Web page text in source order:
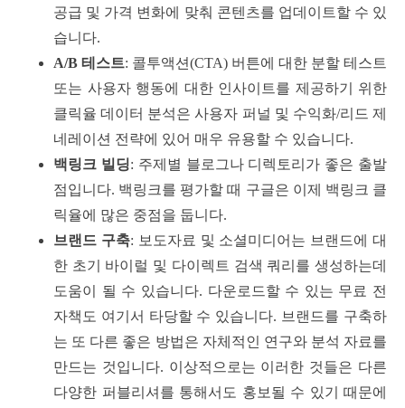
공급 및 가격 변화에 맞춰 콘텐츠를 업데이트할 수 있
습니다.
A/B 테스트: 콜투액션(CTA) 버튼에 대한 분할 테스트
또는 사용자 행동에 대한 인사이트를 제공하기 위한
클릭율 데이터 분석은 사용자 퍼널 및 수익화/리드 제
네레이션 전략에 있어 매우 유용할 수 있습니다.
백링크 빌딩: 주제별 블로그나 디렉토리가 좋은 출발
점입니다. 백링크를 평가할 때 구글은 이제 백링크 클
릭율에 많은 중점을 둡니다.
브랜드 구축: 보도자료 및 소셜미디어는 브랜드에 대
한 초기 바이럴 및 다이렉트 검색 쿼리를 생성하는데
도움이 될 수 있습니다. 다운로드할 수 있는 무료 전
자책도 여기서 타당할 수 있습니다. 브랜드를 구축하
는 또 다른 좋은 방법은 자체적인 연구와 분석 자료를
만드는 것입니다. 이상적으로는 이러한 것들은 다른
다양한 퍼블리셔를 통해서도 홍보될 수 있기 때문에